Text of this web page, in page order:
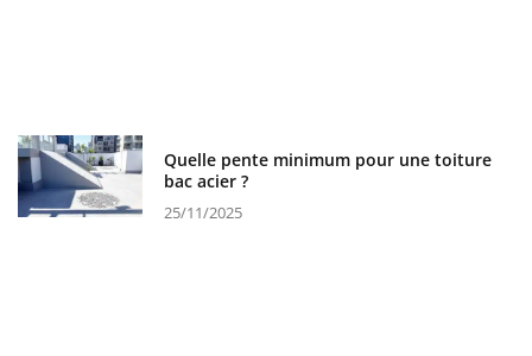
Quelle pente minimum pour une toiture
bac acier ?
25/11/2025